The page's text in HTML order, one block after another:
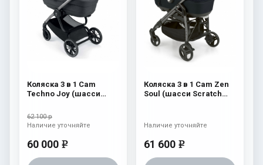
Коляска 3 в 1 Cam
Techno Joy (шасси
62 100 р
60 000 e
Наличие уточняйте
Коляска 3 в 1 Cam Zen
Soul (шасси Scratch
61 600 e
Наличие уточняйте